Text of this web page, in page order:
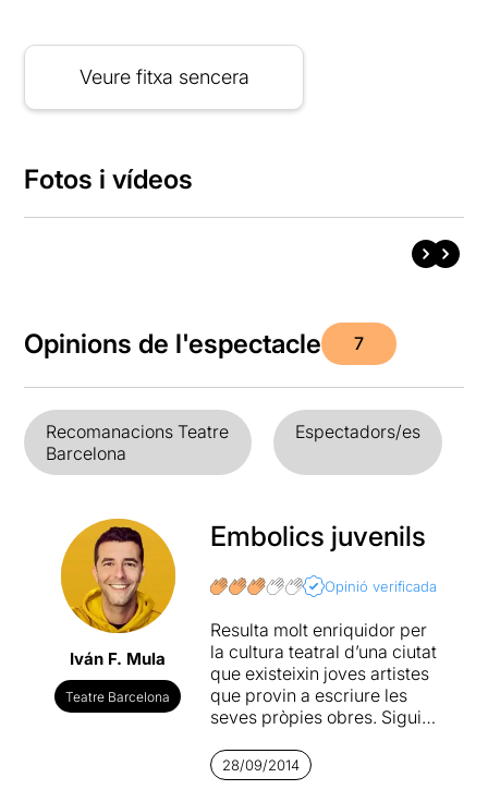
Veure fitxa sencera
Fotos i vídeos
Opinions de l'espectacle 7
Recomanacions Teatre
Barcelona
Espectadors/es
Iván F. Mula
Teatre Barcelona
Embolics juvenils
Opinió verificada
Resulta molt enriquidor per
la cultura teatral d’una ciutat
que existeixin joves artistes
que provin a escriure les
seves pròpies obres. Sigui
comercial com alguna cosa
més arriscada, el més
28/09/2014